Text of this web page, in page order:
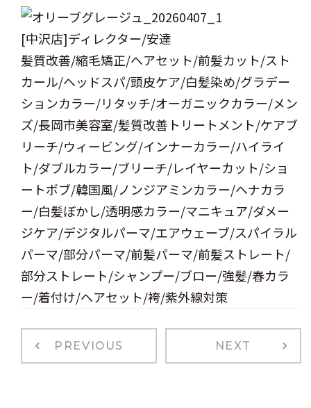
[中沢店]ディレクター/安達
髪質改善/縮毛矯正/ヘアセット/前髪カット/スト
カール/ヘッドスパ/頭皮ケア/白髪染め/グラデー
ションカラー/リタッチ/オーガニックカラー/メン
ズ/長岡市美容室/髪質改善トリートメント/ケアブ
リーチ/ウィービング/インナーカラー/ハイライ
ト/ダブルカラー/ブリーチ/レイヤーカット/ショ
ートボブ/韓国風/ノンジアミンカラー/ヘナカラ
ー/白髪ぼかし/透明感カラー/マニキュア/ダメー
ジケア/デジタルパーマ/エアウェーブ/スパイラル
パーマ/部分パーマ/前髪パーマ/前髪ストレート/
部分ストレート/シャンプー/ブロー/強髪/春カラ
ー/着付け/ヘアセット/袴/紫外線対策
PREVIOUS NEXT